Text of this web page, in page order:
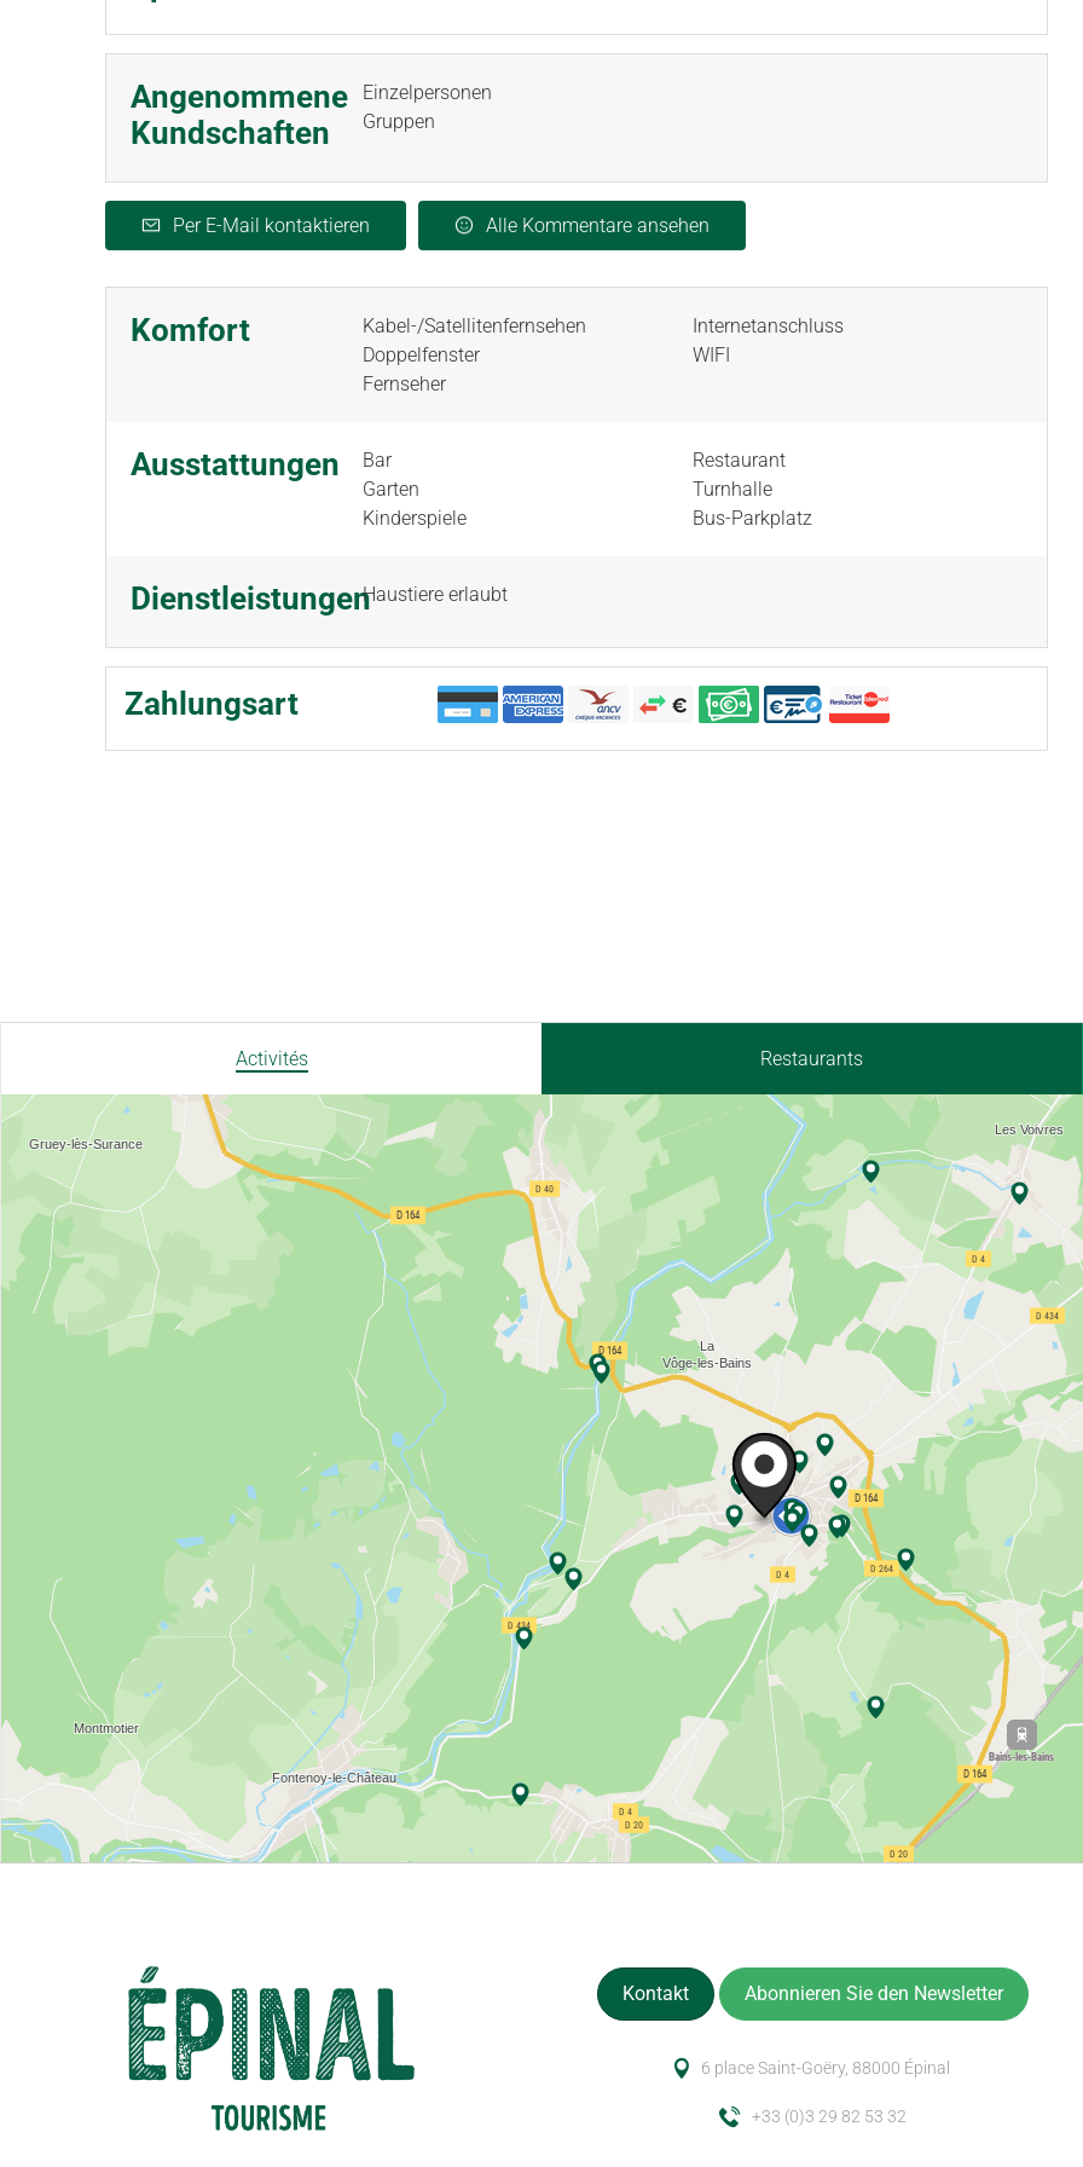
Angenommene
Kundschaften
Einzelpersonen
Gruppen
Per E-Mail kontaktieren Alle Kommentare ansehen
Komfort
Kabel-/Satellitenfernsehen
Doppelfenster
Fernseher
Internetanschluss
WIFI
Ausstattungen
Bar
Garten
Kinderspiele
Restaurant
Turnhalle
Bus-Parkplatz
DienstleistungenHaustiere erlaubt
Zahlungsart
Activités Restaurants
Kontakt Abonnieren Sie den Newsletter
6 place Saint-Goëry, 88000 Épinal
+33 (0)3 29 82 53 32